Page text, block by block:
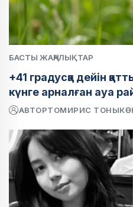
БАСТЫ ЖАҢАЛЫҚТАР
+41 градусқа дейін
күнге арналған ауа
АВТОРТОМИРИС